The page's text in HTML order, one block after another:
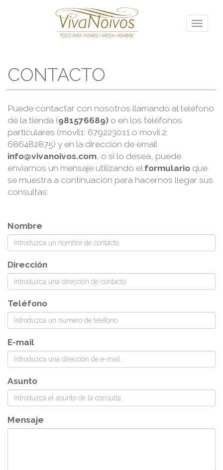
Toggle
CONTACTO
Puede contactar con nosotros llamando al teléfono
de la tienda (981576689) o en los teléfonos
particulares (movil1: 679223011 o movil 2:
686482875) y en la dirección de email
info@vivanoivos.com, o si lo desea, puede
enviarnos un mensaje utilizando el formulario que
se muestra a continuación para hacernos llegar sus
consultas:
Nombre
Dirección
Teléfono
E-mail
Asunto
Mensaje